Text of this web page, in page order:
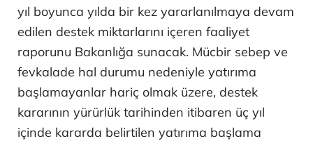
yıl boyunca yılda bir kez yararlanılmaya devam
edilen destek miktarlarını içeren faaliyet
raporunu Bakanlığa sunacak. Mücbir sebep ve
fevkalade hal durumu nedeniyle yatırıma
başlamayanlar hariç olmak üzere, destek
kararının yürürlük tarihinden itibaren üç yıl
içinde kararda belirtilen yatırıma başlama